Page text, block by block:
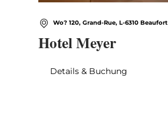
Wo? 120, Grand-Rue, L-6310 Beaufort
Hotel Meyer
Details & Buchung